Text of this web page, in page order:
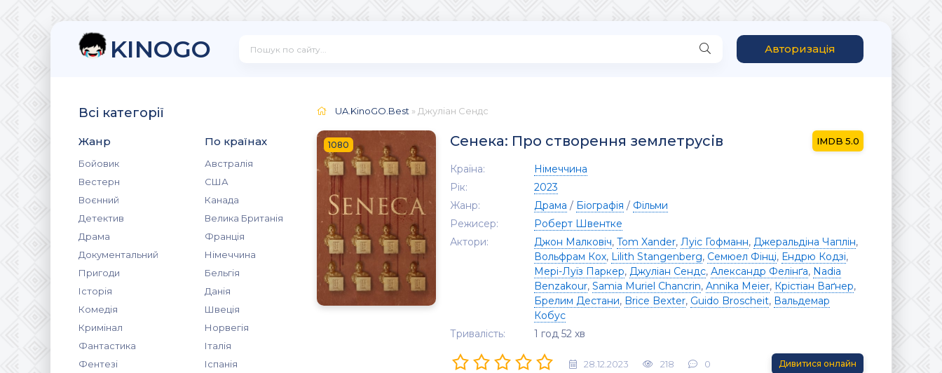
KINOGO Авторизація
Всі категорії
Жанр
Бойовик
Вестерн
Воєнний
Детектив
Драма
Документальний
Пригоди
Історія
Комедія
Кримінал
Фантастика
Фентезі
По країнах
Австралія
США
Канада
Велика Британія
Франція
Німеччина
Бельгія
Данія
Швеція
Норвегія
Італія
Іспанія
UA.KinoGO.Best » Джуліан Сендс
1080 Сенека: Про створення землетрусів 5.0
Країна:
Німеччина
Рік:
2023
Жанр:
Драма / Біографія / Фільми
Режисер:
Роберт Швентке
Актори:
Джон Малковіч, Tom Xander, Луіс Гофманн, Джеральдіна Чаплін,
Вольфрам Кох, Lilith Stangenberg, Семюел Фінці, Ендрю Кодзі,
Мері-Луїз Паркер, Джуліан Сендс, Александр Фелінґа, Nadia
Benzakour, Samia Muriel Chancrin, Annika Meier, Крістіан Ваґнер,
Брелим Дестани, Brice Bexter, Guido Broscheit, Вальдемар
Кобус
Тривалість:
1 год 52 хв
28.12.2023 218 0 Дивитися онлайн